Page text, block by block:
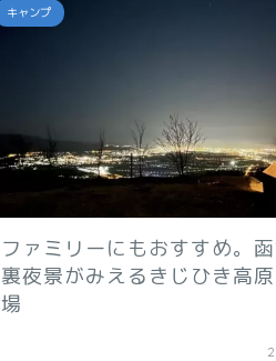
キャンプ
ファミリーにもおすすめ。函
裏夜景がみえるきじひき高
場